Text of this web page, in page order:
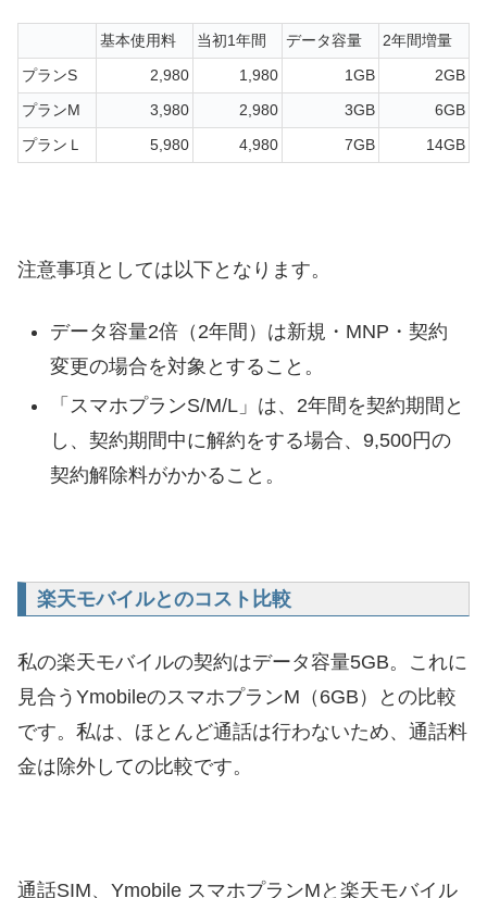
基本使用料 当初1年間 データ容量
2年間増量
プランS
2,980 1,980 1GB
2GB
プランM
3,980 2,980 3GB
6GB
プランＬ
5,980 4,980 7GB 14GB
注意事項としては以下となります。
データ容量2倍（2年間）は新規・MNP・契約
変更の場合を対象とすること。
「スマホプランS/M/L」は、2年間を契約期間と
し、契約期間中に解約をする場合、9,500円の
契約解除料がかかること。
楽天モバイルとのコスト比較
私の楽天モバイルの契約はデータ容量5GB。これに
見合うYmobileのスマホプランM（6GB）との比較
です。私は、ほとんど通話は行わないため、通話料
金は除外しての比較です。
通話SIM、Ymobile スマホプランMと楽天モバイル